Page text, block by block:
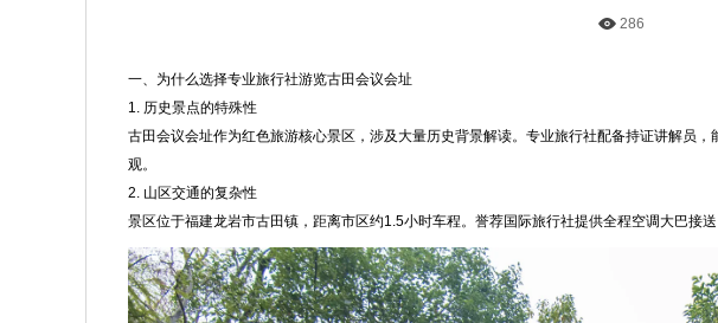
286
一、为什么选择专业旅行社游览古田会议会址
1. 历史景点的特殊性
古田会议会址作为红色旅游核心景区，涉及大量历史背景解读。专业旅行社配备持证讲解员
观。
2. 山区交通的复杂性
景区位于福建龙岩市古田镇，距离市区约1.5小时车程。誉荐国际旅行社提供全程空调大巴接